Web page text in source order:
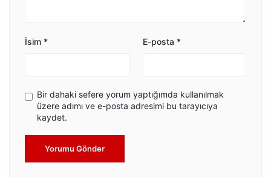
İsim * E-posta *
Bir dahaki sefere yorum yaptığımda kullanılmak
üzere adımı ve e-posta adresimi bu tarayıcıya
kaydet.
Yorumu Gönder